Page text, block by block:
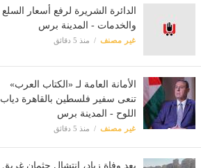
الدائرة الشريرة لرفع أسعار السلع
والخدمات - المدينة برس
غير مصنف منذ 5 دقائق
الأمانة العامة لـ «الكتاب العرب»
تنعى سفير فلسطين بالقاهرة دياب
اللوح - المدينة برس
غير مصنف منذ 5 دقائق
بعد وفاة زياد، انتشال جثمان غريق